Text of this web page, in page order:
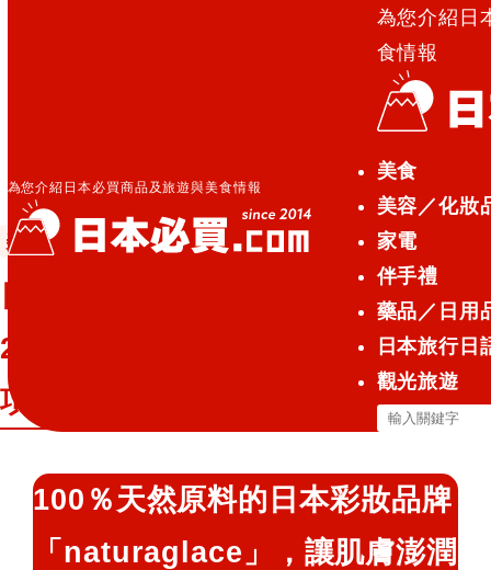
為您介紹日本必買商品及旅遊與美食情報
為您介紹日
食情報
美食
美容／化妝
家電
伴手禮
藥品／日用
日本旅行日
觀光旅遊
搜
關
鍵
字:
2023年秋冬「Radiant Series」2項新商品
美容／化妝品 2023.10.19
日本彩妝品牌「naturaglace」
2023年秋冬「Radiant Series」2
項新商品
100％天然原料的日本彩妝品牌
「naturaglace」，讓肌膚澎潤